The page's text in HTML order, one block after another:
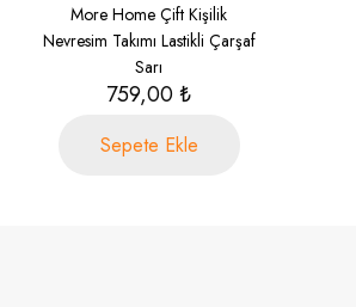
More Home Çift Kişilik
Nevresim Takımı Lastikli Çarşaf
Sarı
759,00₺
Sepete Ekle